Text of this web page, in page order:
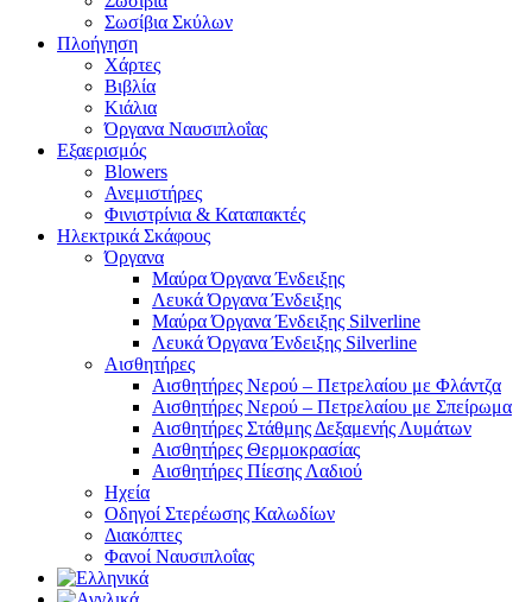
Σωσίβια Σκύλων
Πλοήγηση
Χάρτες
Βιβλία
Κιάλια
Όργανα Ναυσιπλοΐας
Εξαερισμός
Blowers
Ανεμιστήρες
Φινιστρίνια & Καταπακτές
Ηλεκτρικά Σκάφους
Όργανα
Μαύρα Όργανα Ένδειξης
Λευκά Όργανα Ένδειξης
Μαύρα Όργανα Ένδειξης Silverline
Λευκά Όργανα Ένδειξης Silverline
Αισθητήρες
Αισθητήρες Νερού – Πετρελαίου με Φλάντζα
Αισθητήρες Νερού – Πετρελαίου με Σπείρωμα
Αισθητήρες Στάθμης Δεξαμενής Λυμάτων
Αισθητήρες Θερμοκρασίας
Αισθητήρες Πίεσης Λαδιού
Ηχεία
Οδηγοί Στερέωσης Καλωδίων
Διακόπτες
Φανοί Ναυσιπλοΐας